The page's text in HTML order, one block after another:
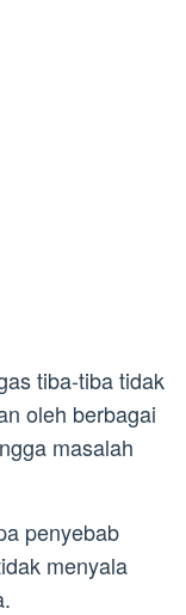
tiba-tiba tidak
oleh berbagai
masalah
penyebab
menyala